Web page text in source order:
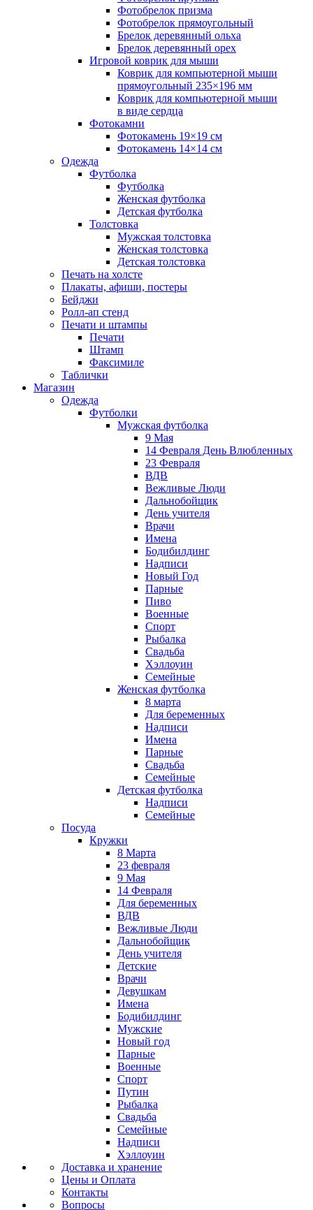
Фотобрелок призма
Фотобрелок прямоугольный
Брелок деревянный ольха
Брелок деревянный орех
Игровой коврик для мыши
Коврик для компьютерной мыши
прямоугольный 235×196 мм
Коврик для компьютерной мыши
в виде сердца
Фотокамни
Фотокамень 19×19 см
Фотокамень 14×14 см
Одежда
Футболка
Футболка
Женская футболка
Детская футболка
Толстовка
Мужская толстовка
Женская толстовка
Детская толстовка
Печать на холсте
Плакаты, афиши, постеры
Бейджи
Ролл-ап стенд
Печати и штампы
Печати
Штамп
Факсимиле
Таблички
Магазин
Одежда
Футболки
Мужская футболка
9 Мая
14 Февраля День Влюбленных
23 Февраля
ВДВ
Вежливые Люди
Дальнобойщик
День учителя
Врачи
Имена
Бодибилдинг
Надписи
Новый Год
Парные
Пиво
Военные
Спорт
Рыбалка
Свадьба
Хэллоуин
Семейные
Женская футболка
8 марта
Для беременных
Надписи
Имена
Парные
Свадьба
Семейные
Детская футболка
Надписи
Семейные
Посуда
Кружки
8 Марта
23 февраля
9 Мая
14 Февраля
Для беременных
ВДВ
Вежливые Люди
Дальнобойщик
День учителя
Детские
Врачи
Девушкам
Имена
Бодибилдинг
Мужские
Новый год
Парные
Военные
Спорт
Путин
Рыбалка
Свадьба
Семейные
Надписи
Хэллоуин
Доставка и хранение
Цены и Оплата
Контакты
Вопросы